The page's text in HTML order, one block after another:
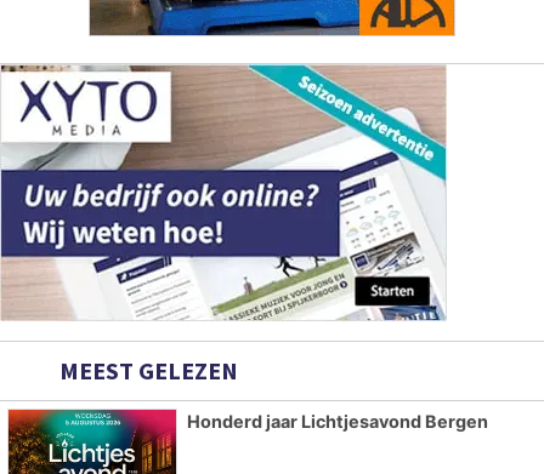
MEEST GELEZEN
Honderd jaar Lichtjesavond Bergen